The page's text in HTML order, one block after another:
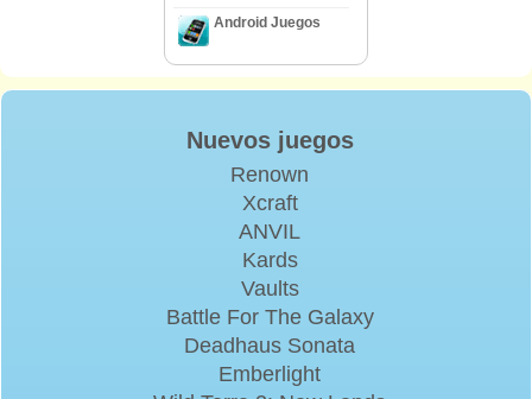
Android Juegos
Nuevos juegos
Renown
Xcraft
ANVIL
Kards
Vaults
Battle For The Galaxy
Deadhaus Sonata
Emberlight